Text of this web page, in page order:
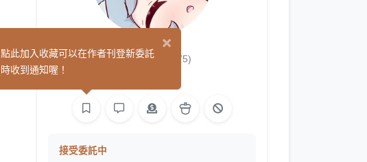
月魚 (175)
接受委託中
×
點此加入收藏可以在作者刊登新委託
時收到通知喔！